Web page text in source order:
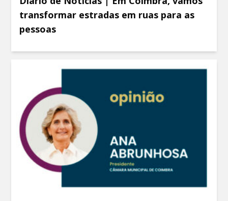
transformar estradas em ruas para as
pessoas